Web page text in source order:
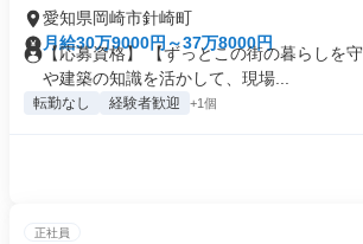
愛知県岡崎市針崎町
月給30万9000円～37万8000円
【応募資格】 【ずっとこの街の暮らしを
や建築の知識を活かして、現場...
転勤なし 経験者歓迎 +1個
正社員